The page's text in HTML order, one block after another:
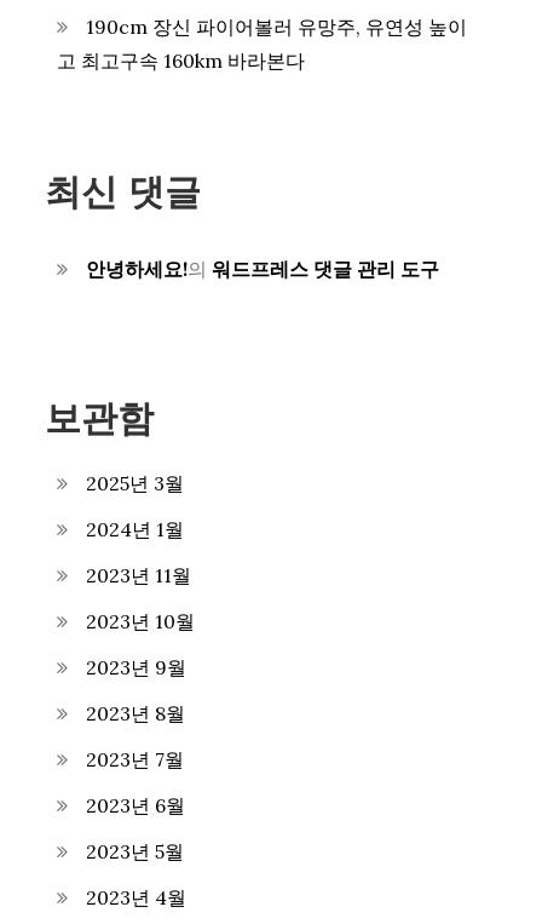
190cm 장신 파이어볼러 유망주, 유연성 높이
고 최고구속 160km 바라본다
최신 댓글
안녕하세요!의워드프레스 댓글 관리 도구
보관함
2025년 3월
2024년 1월
2023년 11월
2023년 10월
2023년 9월
2023년 8월
2023년 7월
2023년 6월
2023년 5월
2023년 4월